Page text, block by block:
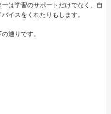
は学習のサポートだけでなく、自
イスをくれたりもします。
通りです。